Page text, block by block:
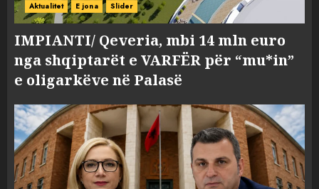
Aktualitet E jona Slider
IMPIANTI/ Qeveria, mbi 14 mln euro
nga shqiptarët e VARFËR për “mu*in”
e oligarkëve në Palasë